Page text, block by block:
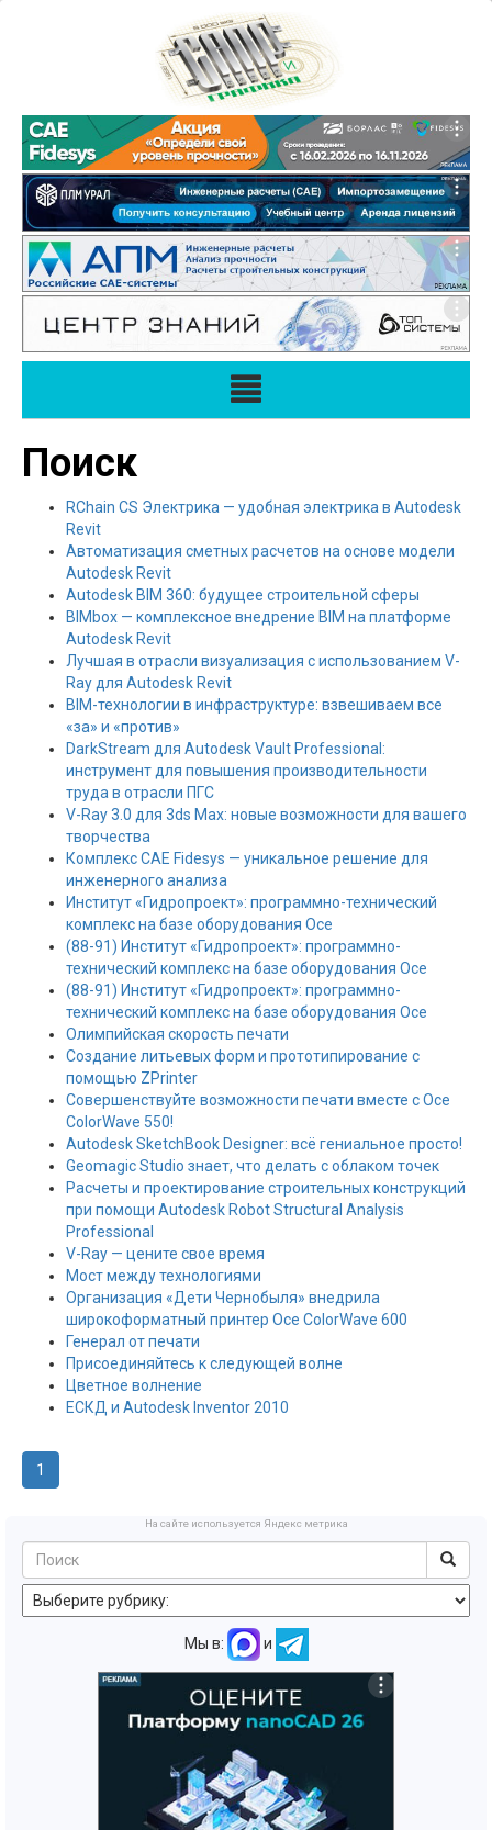
Поиск
RChain CS Электрика — удобная электрика в Autodesk
Revit
Автоматизация сметных расчетов на основе модели
Autodesk Revit
Autodesk BIM 360: будущее строительной сферы
BIMbox — комплексное внедрение BIM на платформе
Autodesk Revit
Лучшая в отрасли визуализация с использованием V-
Ray для Autodesk Revit
BIM-технологии в инфраструктуре: взвешиваем все
«за» и «против»
DarkStream для Autodesk Vault Professional:
инструмент для повышения производительности
труда в отрасли ПГС
V-Ray 3.0 для 3ds Max: новые возможности для вашего
творчества
Комплекс CAE Fidesys — уникальное решение для
инженерного анализа
Институт «Гидропроект»: программно-технический
комплекс на базе оборудования Oce
(88-91) Институт «Гидропроект»: программно-
технический комплекс на базе оборудования Oce
(88-91) Институт «Гидропроект»: программно-
технический комплекс на базе оборудования Oce
Олимпийская скорость печати
Создание литьевых форм и прототипирование с
помощью ZPrinter
Совершенствуйте возможности печати вместе с Oce
ColorWave 550!
Autodesk SketchBook Designer: всё гениальное просто!
Geomagic Studio знает, что делать с облаком точек
Расчеты и проектирование строительных конструкций
при помощи Autodesk Robot Structural Analysis
Professional
V-Ray — цените свое время
Мост между технологиями
Организация «Дети Чернобыля» внедрила
широкоформатный принтер Oce ColorWave 600
Генерал от печати
Присоединяйтесь к следующей волне
Цветное волнение
ЕСКД и Autodesk Inventor 2010
1
На сайте используется Яндекс метрика
Мы в: и